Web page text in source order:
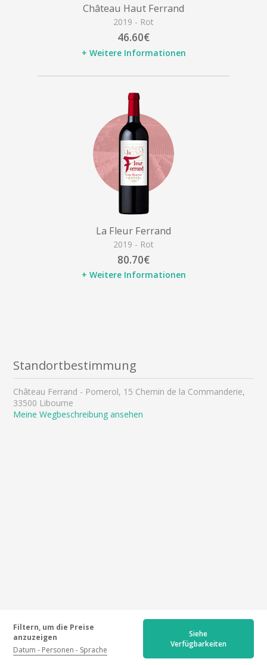
Filtern, um die Preise
anzuzeigen
Datum Personen Sprache
Siehe
Verfügbarkeiten
Château Haut Ferrand
2019 - Rot
46.60€
+ Weitere Informationen
La Fleur Ferrand
2019 - Rot
80.70€
+ Weitere Informationen
Standortbestimmung
Château Ferrand - Pomerol, 15 Chemin de la Commanderie,
33500 Libourne
Meine Wegbeschreibung ansehen